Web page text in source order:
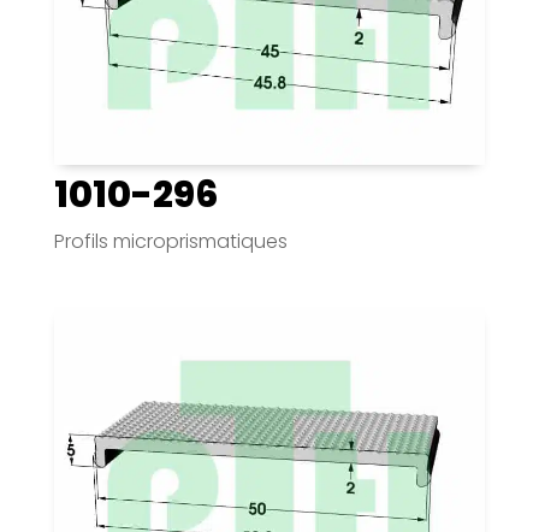
1010-296
Profils microprismatiques